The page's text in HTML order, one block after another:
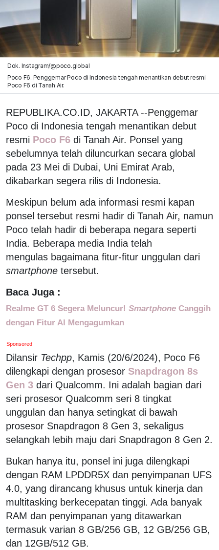
Dok. Instagram/@poco.global
Poco F6. Penggemar Poco di Indonesia tengah menantikan debut resmi
Poco F6 di Tanah Air.
REPUBLIKA.CO.ID, JAKARTA --Penggemar
Poco di Indonesia tengah menantikan debut
resmi Poco F6 di Tanah Air. Ponsel yang
sebelumnya telah diluncurkan secara global
pada 23 Mei di Dubai, Uni Emirat Arab,
dikabarkan segera rilis di Indonesia.
Meskipun belum ada informasi resmi kapan
ponsel tersebut resmi hadir di Tanah Air, namun
Poco telah hadir di beberapa negara seperti
India. Beberapa media India telah
mengulas bagaimana fitur-fitur unggulan dari
smartphone tersebut.
Baca Juga :
Realme GT 6 Segera Meluncur! Smartphone Canggih
dengan Fitur AI Mengagumkan
Sponsored
Dilansir Techpp, Kamis (20/6/2024), Poco F6
dilengkapi dengan prosesor Snapdragon 8s
Gen 3 dari Qualcomm. Ini adalah bagian dari
seri prosesor Qualcomm seri 8 tingkat
unggulan dan hanya setingkat di bawah
prosesor Snapdragon 8 Gen 3, sekaligus
selangkah lebih maju dari Snapdragon 8 Gen 2.
Bukan hanya itu, ponsel ini juga dilengkapi
dengan RAM LPDDR5X dan penyimpanan UFS
4.0, yang dirancang khusus untuk kinerja dan
multitasking berkecepatan tinggi. Ada banyak
RAM dan penyimpanan yang ditawarkan
termasuk varian 8 GB/256 GB, 12 GB/256 GB,
dan 12GB/512 GB.